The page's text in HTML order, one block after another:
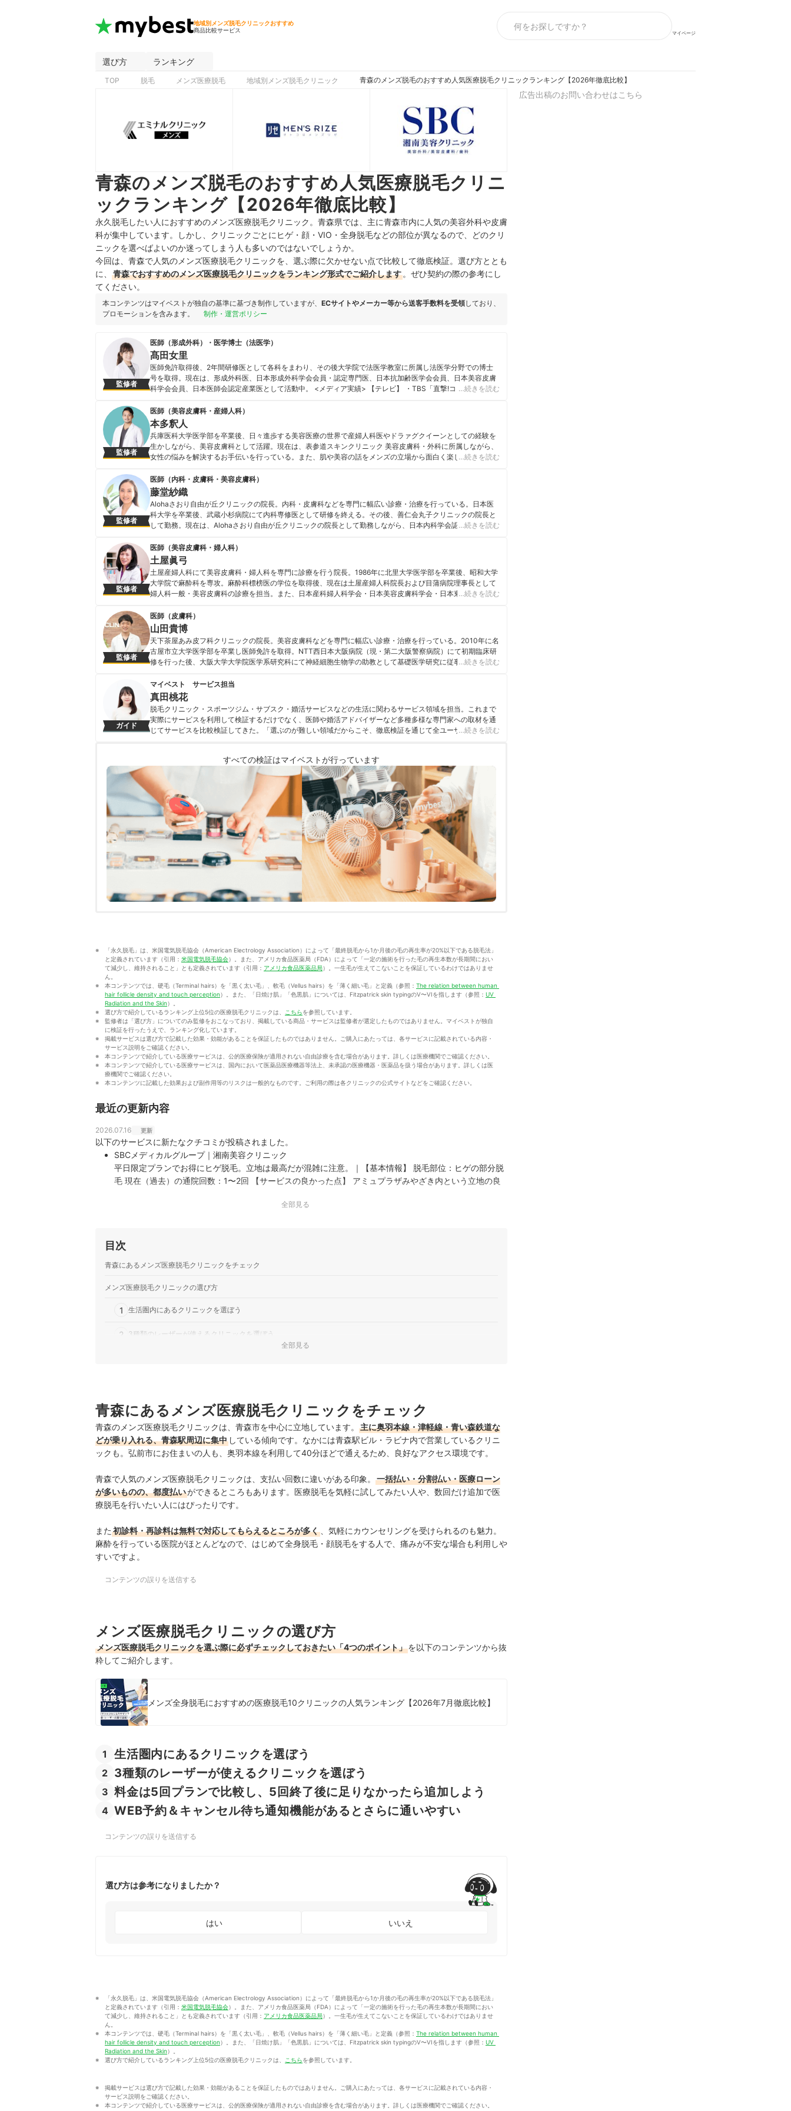
地域別メンズ脱毛クリニックおすすめ
商品比較サービス
マイページ
選び方 ランキング
TOP 脱毛 メンズ医療脱毛 地域別メンズ脱毛クリニック 青森のメンズ脱毛のおすすめ人気医療脱毛クリニックランキング【2026年徹底比較】
青森のメンズ脱毛のおすすめ人気医療脱毛クリニ
ックランキング【2026年徹底比較】
永久脱毛したい人におすすめのメンズ医療脱毛クリニック。青森県では、主に青森市内に人気の美容外科や皮膚
科が集中しています。しかし、クリニックごとにヒゲ・顔・VIO・全身脱毛などの部位が異なるので、どのクリ
ニックを選べばよいのか迷ってしまう人も多いのではないでしょうか。
今回は、青森で人気のメンズ医療脱毛クリニックを、選ぶ際に欠かせない点で比較して徹底検証。選び方ととも
に、
青森でおすすめのメンズ医療脱毛クリニックをランキング形式でご紹介します 。ぜひ契約の際の参考にし
てください。
本コンテンツはマイベストが独自の基準に基づき制作していますが、 ECサイトやメーカー等から送客手数料を受領しており、
プロモーションを含みます。
制作・運営ポリシー
監修者
医師（形成外科）・医学博士（法医学）
髙田女里
医師免許取得後、2年間研修医として各科をまわり、その後大学院で法医学教室に所属し法医学分野での博士
号を取得。現在は、形成外科医、日本形成外科学会会員・認定専門医、日本抗加齢医学会会員、日本美容皮膚
科学会会員、日本医師会認定産業医として活動中。 <メディア実績> 【テレビ】 ・TBS「直撃!コロシアム!!ズ
「NMB とまなぶくん」 ・テレビ東京「業界調査バラエティー!こんな事でモメてます」 ・日本テレビ「ナカイ
の窓」「恋のから騒ぎ」16 期生(2009 年医学部生時代) 【監修】宝島社つるつる肌 BOOK 【WEB】・「オトナ
ンサー」・グノシー「トレンド超予測」
髙田女里のプロフィール
…続きを読む
監修者
医師（美容皮膚科・産婦人科）
本多釈人
兵庫医科大学医学部を卒業後、日々進歩する美容医療の世界で産婦人科医やドラァグクイーンとしての経験を
生かしながら、美容皮膚科として活躍。現在は、表参道スキンクリニック 美容皮膚科・外科に所属しながら、
女性の悩みを解決するお手伝いを行っている。また、肌や美容の話をメンズの立場から面白く楽しく発信する
本多釈人のプロフィール
…続きを読む
監修者
医師（内科・皮膚科・美容皮膚科）
藤堂紗織
Alohaさおり自由が丘クリニックの院長。内科・皮膚科などを専門に幅広い診療・治療を行っている。日本医
科大学を卒業後、武蔵小杉病院にて内科専修医として研修を終える。その後、善仁会丸子クリニックの院長と
して勤務。現在は、Alohaさおり自由が丘クリニックの院長として勤務しながら、日本内科学会認定内科医・
中。
藤堂紗織のプロフィール
…続きを読む
監修者
医師（美容皮膚科・婦人科）
土屋眞弓
土屋産婦人科にて美容皮膚科・婦人科を専門に診療を行う院長。1986年に北里大学医学部を卒業後、昭和大学
大学院で麻酔科を専攻。麻酔科標榜医の学位を取得後、現在は土屋産婦人科院長および目蒲病院理事長として
婦人科一般・美容皮膚科の診療を担当。また、日本産科婦人科学会・日本美容皮膚科学会・日本東洋医学会の
学（池田書店） はじめてでも安心 妊娠出産Book（成美堂出版）
土屋眞弓のプロフィール
…続きを読む
監修者
医師（皮膚科）
山田貴博
天下茶屋あみ皮フ科クリニックの院長。美容皮膚科などを専門に幅広い診療・治療を行っている。2010年に名
古屋市立大学医学部を卒業し医師免許を取得。NTT西日本大阪病院（現・第二大阪警察病院）にて初期臨床研
修を行った後、大阪大学大学院医学系研究科にて神経細胞生物学の助教として基礎医学研究に従事。その後、
＞ ・2020年3月 関西テレビ『報道ランナー』 ・2020年7月 『医療人百科』 ・2020年9月 『MINE』化粧水
（敏感肌、乾燥肌、混合肌、脂性肌）に関する記事 ・2020年11月 『MINE』洗顔料、ボディーソープ、乳液、
美白美容液に関する記事 ・2020年11月 『OZmall』
山田貴博のプロフィール
…続きを読む
ガイド
マイベスト サービス担当
真田桃花
脱毛クリニック・スポーツジム・サブスク・婚活サービスなどの生活に関わるサービス領域を担当。これまで
実際にサービスを利用して検証するだけでなく、医師や婚活アドバイザーなど多種多様な専門家への取材を通
じてサービスを比較検証してきた。「選ぶのが難しい領域だからこそ、徹底検証を通じて全ユーザーが選びや
…続きを読む
すべての検証はマイベストが行っています
「永久脱毛」は、米国電気脱毛協会（American Electrology Association）によって「最終脱毛から1か月後の毛の再生率が20%以下である脱毛法」
と定義されています（引用： 米国電気脱毛協会）。また、アメリカ食品医薬局（FDA）によって「一定の施術を行った毛の再生本数が長期間におい
て減少し、維持されること」とも定義されています（引用： アメリカ食品医薬品局）。一生毛が生えてこないことを保証しているわけではありませ
ん。
本コンテンツでは、硬毛（Terminal hairs）を「黒く太い毛」、軟毛（Vellus hairs）を「薄く細い毛」と定義（参照： The relation between human
hair follicle density and touch perception）。また、「日焼け肌」「色黒肌」については、Fitzpatrick skin typingのV〜VIを指します（参照： UV
Radiation and the Skin）。
選び方で紹介しているランキング上位5位の医療脱毛クリニックは、
こちらを参照しています。
監修者は「選び方」についてのみ監修をおこなっており、掲載している商品・サービスは監修者が選定したものではありません。マイベストが独自
に検証を行ったうえで、ランキング化しています。
掲載サービスは選び方で記載した効果・効能があることを保証したものではありません。ご購入にあたっては、各サービスに記載されている内容・
サービス説明をご確認ください。
本コンテンツで紹介している医療サービスは、公的医療保険が適用されない自由診療を含む場合があります。詳しくは医療機関でご確認ください。
本コンテンツで紹介している医療サービスは、国内において医薬品医療機器等法上、未承認の医療機器・医薬品を扱う場合があります。詳しくは医
療機関でご確認ください。
本コンテンツに記載した効果および副作用等のリスクは一般的なものです。ご利用の際は各クリニックの公式サイトなどをご確認ください。
最近の更新内容
2026.07.16 更新
以下のサービスに新たなクチコミが投稿されました。
SBCメディカルグループ｜湘南美容クリニック
平日限定プランでお得にヒゲ脱毛。立地は最高だが混雑に注意。｜【基本情報】 脱毛部位：ヒゲの部分脱
毛 現在（過去）の通院回数：1〜2回 【サービスの良かった点】 アミュプラザみやざき内という立地の良
全部見る
目次
青森にあるメンズ医療脱毛クリニックをチェック
メンズ医療脱毛クリニックの選び方
1 生活圏内にあるクリニックを選ぼう
2 3種類のレーザーが使えるクリニックを選ぼう
青森のメンズ医療脱毛クリニック全3選おすすめ人気ランキング
青森にある人気メンズ医療脱毛クリニックを徹底比較！
青森のメンズ医療脱毛クリニックは自由診療。診察料やアフターケアが無料のところがおすすめ
ほかの地域の医療脱毛クリニックもチェック
全部見る
青森にあるメンズ医療脱毛クリニックをチェック
青森のメンズ医療脱毛クリニックは、青森市を中心に立地しています。
主に奥羽本線・津軽線・青い森鉄道な
どが乗り入れる、青森駅周辺に集中 している傾向です。なかには青森駅ビル・ラビナ内で営業しているクリニ
ックも。弘前市にお住まいの人も、奥羽本線を利用して40分ほどで通えるため、良好なアクセス環境です。
青森で人気のメンズ医療脱毛クリニックは、支払い回数に違いがある印象。
一括払い・分割払い・医療ローン
が多いものの、都度払いができるところもあります。医療脱毛を気軽に試してみたい人や、数回だけ追加で医
療脱毛を行いたい人にはぴったりです。
また 初診料・再診料は無料で対応してもらえるところが多く
、気軽にカウンセリングを受けられるのも魅力。
麻酔を行っている医院がほとんどなので、はじめて全身脱毛・顔脱毛をする人で、痛みが不安な場合も利用しや
すいですよ。
コンテンツの誤りを送信する
メンズ医療脱毛クリニックの選び方
メンズ医療脱毛クリニックを選ぶ際に必ずチェックしておきたい「4つのポイント」を以下のコンテンツから抜
粋してご紹介します。
メンズ全身脱毛におすすめの医療脱毛10クリニックの人気ランキング【2026年7月徹底比較】
1 生活圏内にあるクリニックを選ぼう
2 3種類のレーザーが使えるクリニックを選ぼう
3 料金は5回プランで比較し、5回終了後に足りなかったら追加しよう
4 WEB予約＆キャンセル待ち通知機能があるとさらに通いやすい
コンテンツの誤りを送信する
選び方は参考になりましたか？
はい いいえ
「永久脱毛」は、米国電気脱毛協会（American Electrology Association）によって「最終脱毛から1か月後の毛の再生率が20%以下である脱毛法」
と定義されています（引用： 米国電気脱毛協会）。また、アメリカ食品医薬局（FDA）によって「一定の施術を行った毛の再生本数が長期間におい
て減少し、維持されること」とも定義されています（引用： アメリカ食品医薬品局）。一生毛が生えてこないことを保証しているわけではありませ
ん。
本コンテンツでは、硬毛（Terminal hairs）を「黒く太い毛」、軟毛（Vellus hairs）を「薄く細い毛」と定義（参照： The relation between human
hair follicle density and touch perception）。また、「日焼け肌」「色黒肌」については、Fitzpatrick skin typingのV〜VIを指します（参照： UV
Radiation and the Skin）。
選び方で紹介しているランキング上位5位の医療脱毛クリニックは、
こちらを参照しています。
掲載サービスは選び方で記載した効果・効能があることを保証したものではありません。ご購入にあたっては、各サービスに記載されている内容・
サービス説明をご確認ください。
本コンテンツで紹介している医療サービスは、公的医療保険が適用されない自由診療を含む場合があります。詳しくは医療機関でご確認ください。
広告出稿のお問い合わせはこちら